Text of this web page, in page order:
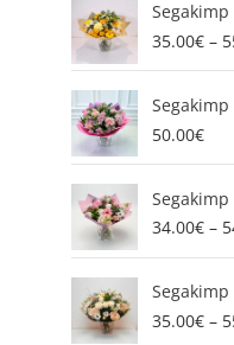
35.00€ –
50.00€
34.00€ –
35.00€ –